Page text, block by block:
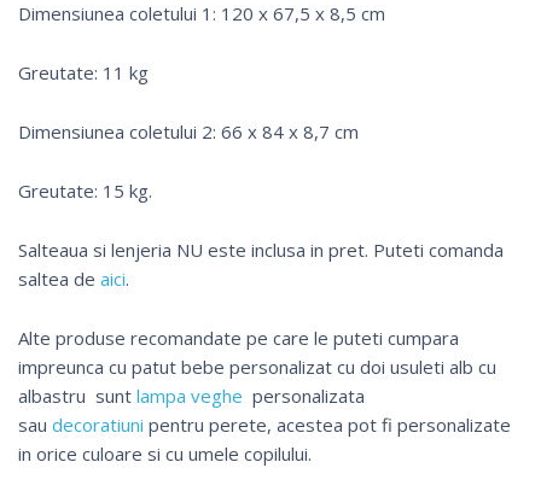
Dimensiunea coletului 1: 120 x 67,5 x 8,5 cm
Greutate: 11 kg
Dimensiunea coletului 2: 66 x 84 x 8,7 cm
Greutate: 15 kg.
Salteaua si lenjeria NU este inclusa in pret. Puteti comanda
saltea de aici.
Alte produse recomandate pe care le puteti cumpara
impreunca cu patut bebe personalizat cu doi usuleti alb cu
albastru sunt lampa veghe personalizata
sau decoratiuni pentru perete, acestea pot fi personalizate
in orice culoare si cu umele copilului.